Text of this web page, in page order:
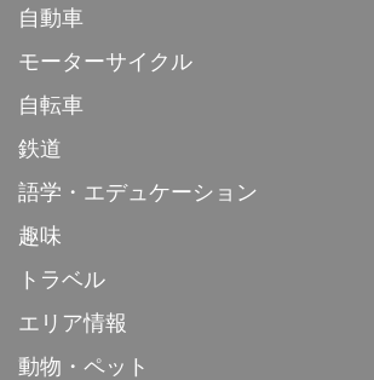
自動車
モーターサイクル
自転車
鉄道
語学・エデュケーション
趣味
トラベル
エリア情報
動物・ペット